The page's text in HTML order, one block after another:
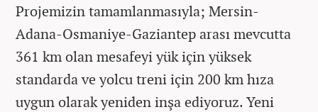
Projemizin tamamlanmasıyla; Mersin-
Adana-Osmaniye-Gaziantep arası mevcutta
361 km olan mesafeyi yük için yüksek
standarda ve yolcu treni için 200 km hıza
uygun olarak yeniden inşa ediyoruz. Yeni